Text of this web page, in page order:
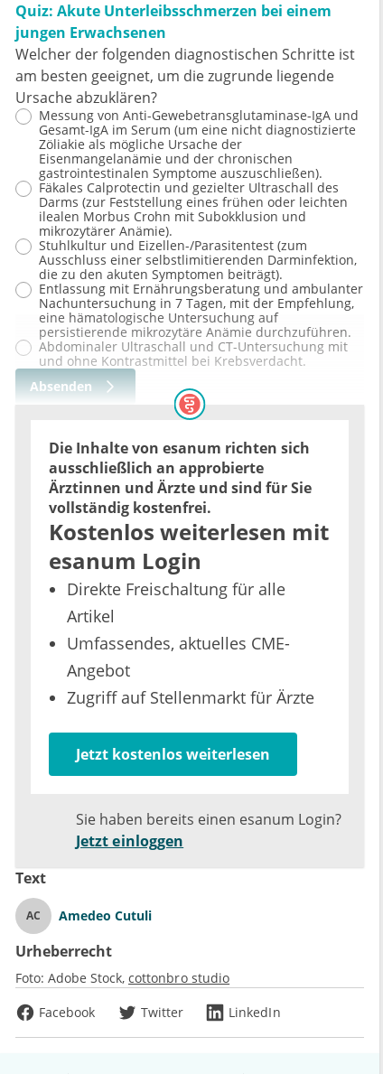
Quiz: Akute Unterleibsschmerzen bei einem
jungen Erwachsenen
Welcher der folgenden diagnostischen Schritte ist
am besten geeignet, um die zugrunde liegende
Ursache abzuklären?
Messung von Anti-Gewebetransglutaminase-IgA und
Gesamt-IgA im Serum (um eine nicht diagnostizierte
Zöliakie als mögliche Ursache der
Eisenmangelanämie und der chronischen
gastrointestinalen Symptome auszuschließen).
Fäkales Calprotectin und gezielter Ultraschall des
Darms (zur Feststellung eines frühen oder leichten
ilealen Morbus Crohn mit Subokklusion und
mikrozytärer Anämie).
Stuhlkultur und Eizellen-/Parasitentest (zum
Ausschluss einer selbstlimitierenden Darminfektion,
die zu den akuten Symptomen beiträgt).
Entlassung mit Ernährungsberatung und ambulanter
Nachuntersuchung in 7 Tagen, mit der Empfehlung,
eine hämatologische Untersuchung auf
persistierende mikrozytäre Anämie durchzuführen.
Abdominaler Ultraschall und CT-Untersuchung mit
und ohne Kontrastmittel bei Krebsverdacht.
Absenden
Die Inhalte von esanum richten sich
ausschließlich an approbierte
Ärztinnen und Ärzte und sind für Sie
vollständig kostenfrei.
Kostenlos weiterlesen mit
esanum Login
Direkte Freischaltung für alle
Artikel
Umfassendes, aktuelles CME-
Angebot
Zugriff auf Stellenmarkt für Ärzte
Jetzt kostenlos weiterlesen
Sie haben bereits einen esanum Login?
Jetzt einloggen
Text
AC Amedeo Cutuli
Urheberrecht
Foto: Adobe Stock cottonbro studio
Facebook
Twitter LinkedIn